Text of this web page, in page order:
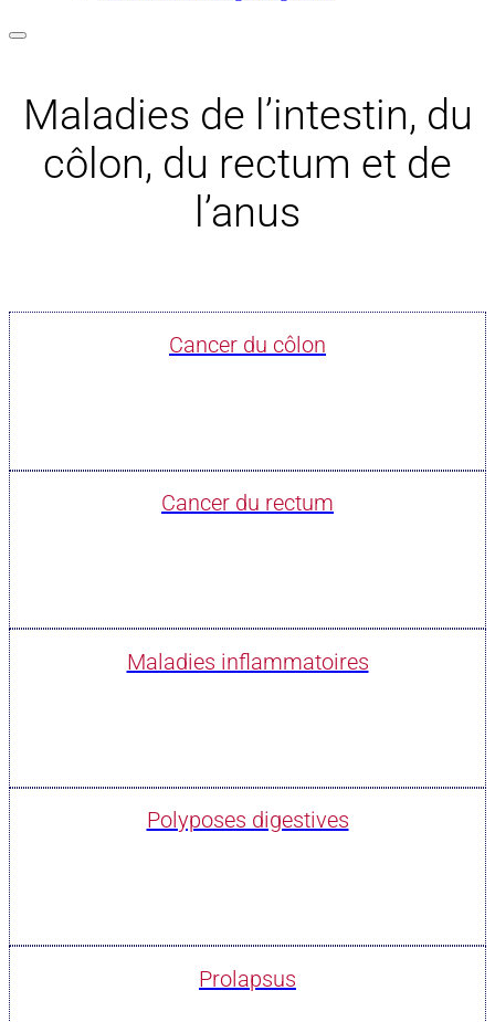
Maladies de l’intestin, du
côlon, du rectum et de
l’anus
Cancer du côlon
Cancer du rectum
Maladies inflammatoires
Polyposes digestives
Prolapsus